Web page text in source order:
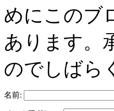
めにこのブ
あります。
のでしばら
名前: